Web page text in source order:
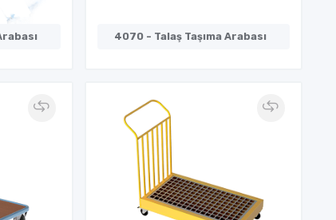
4070 - Talaş Taşıma Arabası